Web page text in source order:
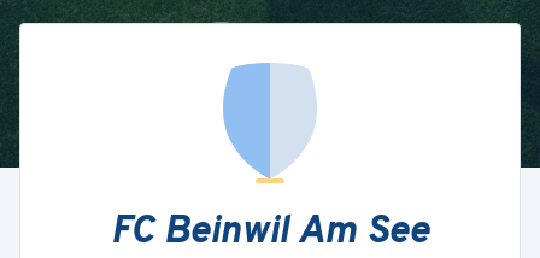
FC Beinwil Am See